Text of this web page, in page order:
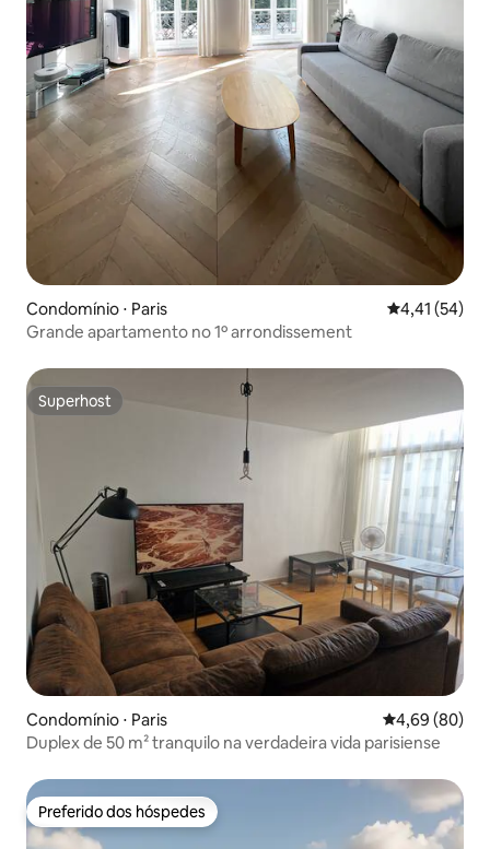
Condomínio ⋅ Paris 4,41 de uma
4,41 (54)
Grande apartamento no 1º arrondissement
Superhost
Superhost
Condomínio ⋅ Paris 4,69 de uma
4,69 (80)
Duplex de 50 m² tranquilo na verdadeira vida parisiense
Preferido dos hóspedes
Preferido dos hóspedes